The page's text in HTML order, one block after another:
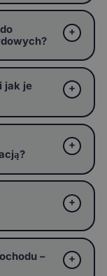
jak je
–